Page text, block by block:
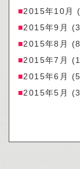
2015年10月
2015年9月
2015年8月
2015年7月
2015年6月
2015年5月